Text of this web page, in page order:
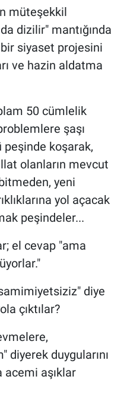
müteşekkil
dizilir" mantığında
bir siyaset projesini
ve hazin aldatma
50 cümlelik
şaşı
peşinde koşarak,
olanların mevcut
yeni
yol açacak
peşindeler...
el cevap "ama
diye
çıktılar?
diyerek duygularını
aşıklar